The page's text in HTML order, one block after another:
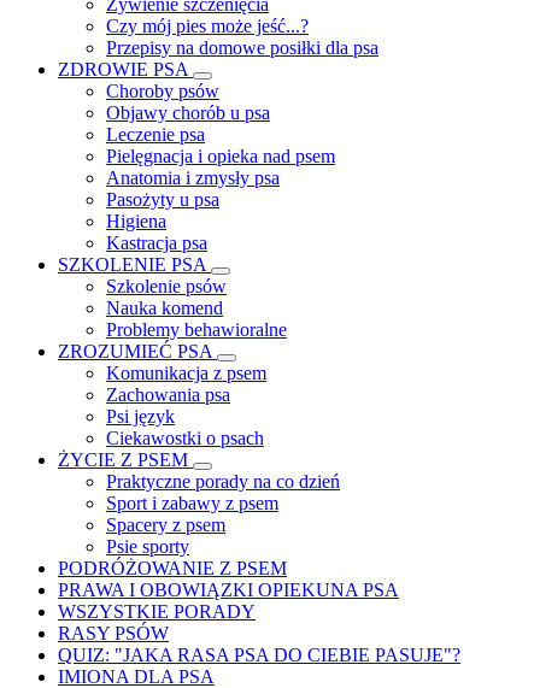
Żywienie szczenięcia
Czy mój pies może jeść...?
Przepisy na domowe posiłki dla psa
ZDROWIE PSA
Choroby psów
Objawy chorób u psa
Leczenie psa
Pielęgnacja i opieka nad psem
Anatomia i zmysły psa
Pasożyty u psa
Higiena
Kastracja psa
SZKOLENIE PSA
Szkolenie psów
Nauka komend
Problemy behawioralne
ZROZUMIEĆ PSA
Komunikacja z psem
Zachowania psa
Psi język
Ciekawostki o psach
ŻYCIE Z PSEM
Praktyczne porady na co dzień
Sport i zabawy z psem
Spacery z psem
Psie sporty
PODRÓŻOWANIE Z PSEM
PRAWA I OBOWIĄZKI OPIEKUNA PSA
WSZYSTKIE PORADY
RASY PSÓW
QUIZ: "JAKA RASA PSA DO CIEBIE PASUJE"?
IMIONA DLA PSA